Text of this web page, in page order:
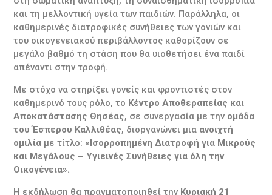
και τη μελλοντική υγεία των παιδιών. Παράλληλα, οι
καθημερινές διατροφικές συνήθειες των γονιών και
του οικογενειακού περιβάλλοντος καθορίζουν σε
μεγάλο βαθμό τη στάση που θα υιοθετήσει ένα παιδί
απέναντι στην τροφή.
Με στόχο να στηρίξει γονείς και φροντιστές στον
καθημερινό τους ρόλο, το Κέντρο Αποθεραπείας και
Αποκατάστασης Θησέας, σε συνεργασία με την ομάδα
του Έσπερου Καλλιθέας, διοργανώνει μια ανοιχτή
ομιλία με τίτλο:«Ισορροπημένη Διατροφή για Μικρούς
και Μεγάλους – Υγιεινές Συνήθειες για όλη την
Οικογένεια».
Η εκδήλωση θα πραγματοποιηθεί την Κυριακή 21